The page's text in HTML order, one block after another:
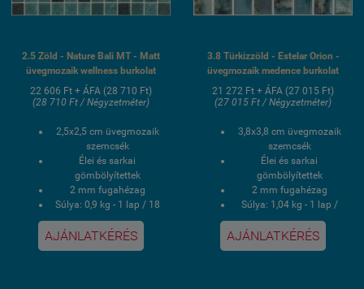
2.5 Zöld - Nature Bali MT - Matt
üvegmozaik wellness burkolat
22 606 Ft + ÁFA (28 710 Ft)
(28 710 Ft / Négyzetméter)
2,5x2,5 cm üvegmozaik
szemcsék
Élei és sarkai
gömbölyítettek
2 mm fugahézag
Súlya: 0,9 kg - 1 lap / 18
kg - 1 doboz
1 doboz 2 négyzetmér /
AJÁNLATKÉRÉS
3.8 Türkizzöld - Estelar Orion -
üvegmozaik medence burkolat
21 272 Ft + ÁFA (27 015 Ft)
(27 015 Ft / Négyzetméter)
3,8x3,8 cm üvegmozaik
szemcsék
Élei és sarkai
gömbölyítettek
2 mm fugahézag
Súlya: 1,04 kg - 1 lap /
21,166 kg - 1 doboz
1 doboz 2 négyzetmér /
AJÁNLATKÉRÉS